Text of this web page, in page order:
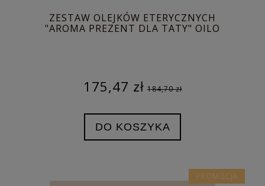
ZESTAW OLEJKÓW ETERYCZNYCH
"AROMA PREZENT DLA TATY" OILO
175,47 zł 184,70 zł
DO KOSZYKA
PROMOCJA